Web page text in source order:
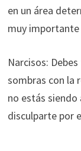
en un área
muy importante
Narcisos:
sombras con la
no estás siendo
disculparte por